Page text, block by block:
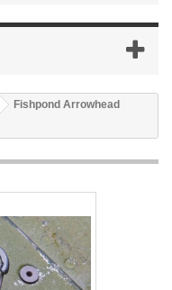
Fishpond Arrowhead